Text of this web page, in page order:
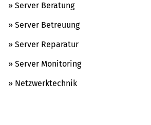
» Server Beratung
» Server Betreuung
» Server Reparatur
» Server Monitoring
» Netzwerktechnik